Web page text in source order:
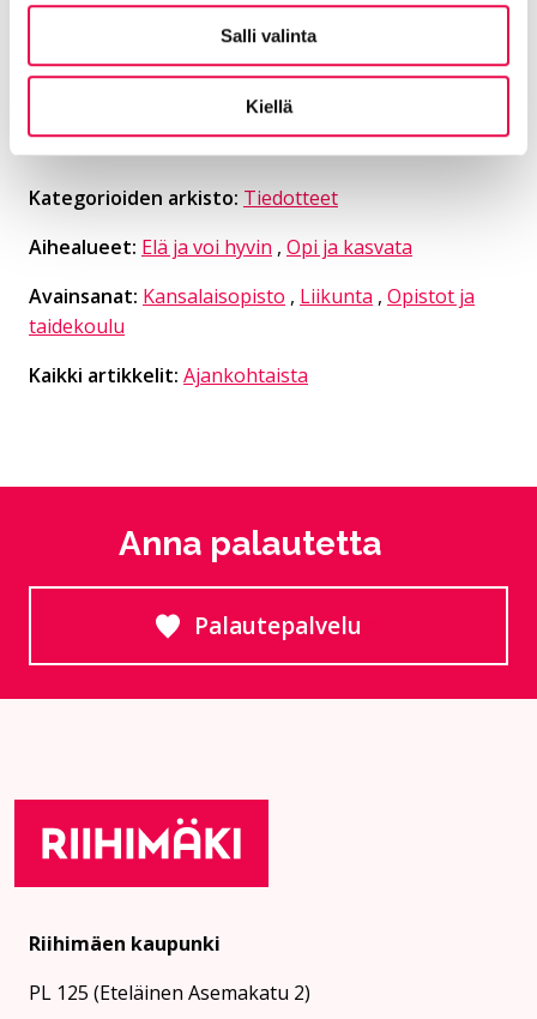
Salli valinta
Kiellä
Jaa LinkedInissä
Jaa X:ssäJaa WhasAppissa
Kategorioiden arkisto: Tiedotteet
Aihealueet: Elä ja voi hyvin , Opi ja kasvata
Avainsanat: Kansalaisopisto , Liikunta , Opistot ja
taidekoulu
Kaikki artikkelit: Ajankohtaista
Anna palautetta
Palautepalvelu
Siirtyy ulkoiselle
Riihimäen kaupunki
PL 125 (Eteläinen Asemakatu 2)